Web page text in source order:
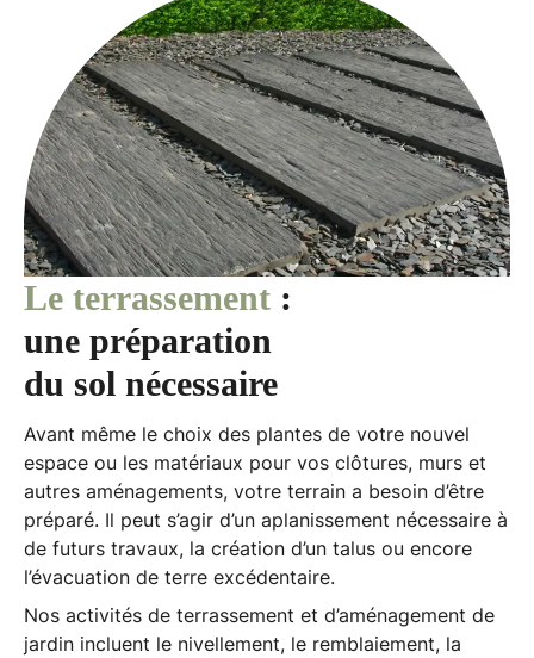
Le terrassement :
une préparation
du sol nécessaire
Avant même le choix des plantes de votre nouvel
espace ou les matériaux pour vos clôtures, murs et
autres aménagements, votre terrain a besoin d’être
préparé. Il peut s’agir d’un aplanissement nécessaire à
de futurs travaux, la création d’un talus ou encore
l’évacuation de terre excédentaire.
Nos activités de terrassement et d’aménagement de
jardin incluent le nivellement, le remblaiement, la